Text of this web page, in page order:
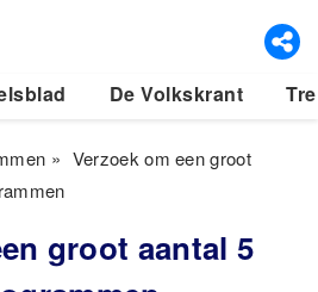
De Volkskrant
» Verzoek om een groot
groot aantal 5